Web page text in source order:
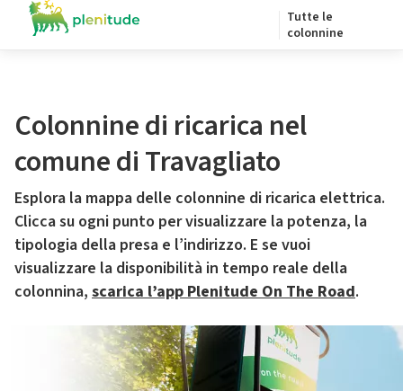
Tutte le
colonnine
Colonnine di ricarica nel
comune di Travagliato
Esplora la mappa delle colonnine di ricarica elettrica.
Clicca su ogni punto per visualizzare la potenza, la
tipologia della presa e l’indirizzo. E se vuoi
visualizzare la disponibilità in tempo reale della
colonnina, scarica l’app Plenitude On The Road.